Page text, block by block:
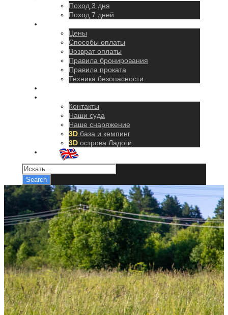
Поход 3 дня
Поход 7 дней
Цены
Способы оплаты
Возврат оплаты
Правила бронирования
Правила проката
Техника безопасности
Контакты
Наши суда
Наше снаряжение
3D база и кемпинг
3D острова Ладоги